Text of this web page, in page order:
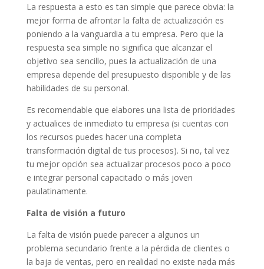
La respuesta a esto es tan simple que parece obvia: la
mejor forma de afrontar la falta de actualización es
poniendo a la vanguardia a tu empresa. Pero que la
respuesta sea simple no significa que alcanzar el
objetivo sea sencillo, pues la actualización de una
empresa depende del presupuesto disponible y de las
habilidades de su personal.
Es recomendable que elabores una lista de prioridades
y actualices de inmediato tu empresa (si cuentas con
los recursos puedes hacer una completa
transformación digital de tus procesos). Si no, tal vez
tu mejor opción sea actualizar procesos poco a poco
e integrar personal capacitado o más joven
paulatinamente.
Falta de visión a futuro
La falta de visión puede parecer a algunos un
problema secundario frente a la pérdida de clientes o
la baja de ventas, pero en realidad no existe nada más